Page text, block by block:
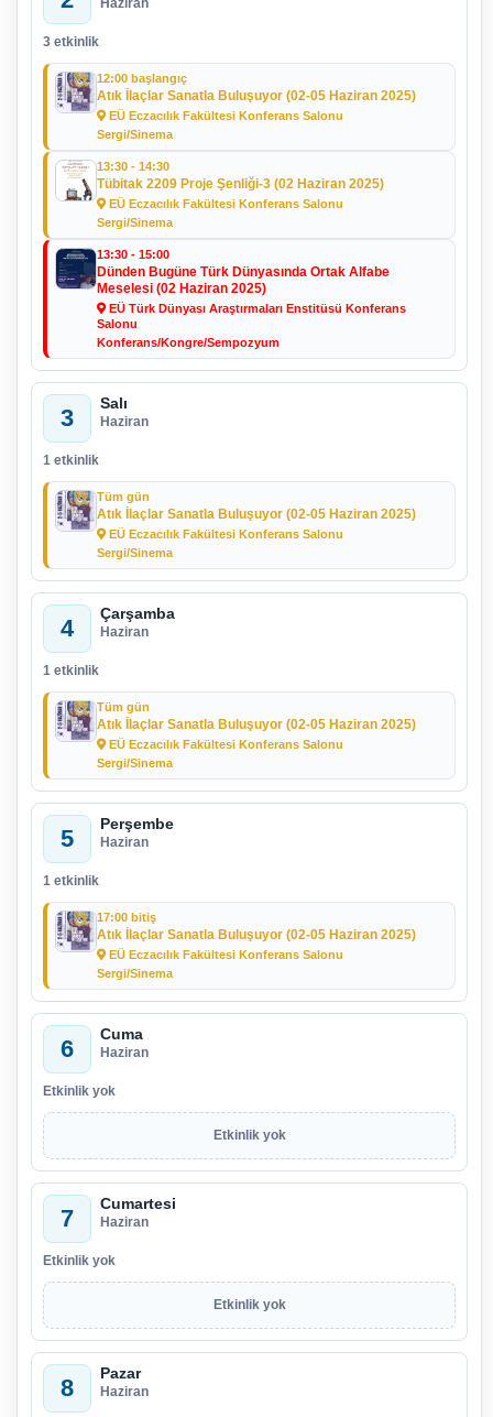
Haziran
3 etkinlik
12:00 başlangıç
Atık İlaçlar Sanatla Buluşuyor (02-05 Haziran 2025)
EÜ Eczacılık Fakültesi Konferans Salonu
Sergi/Sinema
13:30 - 14:30
Tübitak 2209 Proje Şenliği-3 (02 Haziran 2025)
EÜ Eczacılık Fakültesi Konferans Salonu
Sergi/Sinema
13:30 - 15:00
Dünden Bugüne Türk Dünyasında Ortak Alfabe
Meselesi (02 Haziran 2025)
EÜ Türk Dünyası Araştırmaları Enstitüsü Konferans
Salonu
Konferans/Kongre/Sempozyum
3
Salı
Haziran
1 etkinlik
Tüm gün
Atık İlaçlar Sanatla Buluşuyor (02-05 Haziran 2025)
EÜ Eczacılık Fakültesi Konferans Salonu
Sergi/Sinema
4
Çarşamba
Haziran
1 etkinlik
Tüm gün
Atık İlaçlar Sanatla Buluşuyor (02-05 Haziran 2025)
EÜ Eczacılık Fakültesi Konferans Salonu
Sergi/Sinema
5
Perşembe
Haziran
1 etkinlik
17:00 bitiş
Atık İlaçlar Sanatla Buluşuyor (02-05 Haziran 2025)
EÜ Eczacılık Fakültesi Konferans Salonu
Sergi/Sinema
6
Cuma
Haziran
Etkinlik yok
Etkinlik yok
7
Cumartesi
Haziran
Etkinlik yok
Etkinlik yok
8
Pazar
Haziran